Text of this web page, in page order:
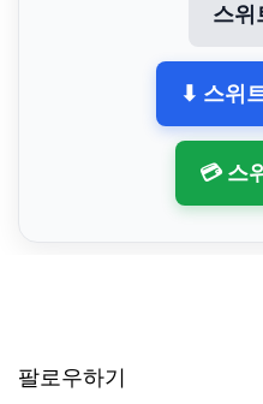
스위
⬇ 스위
💳 스
팔로우하기